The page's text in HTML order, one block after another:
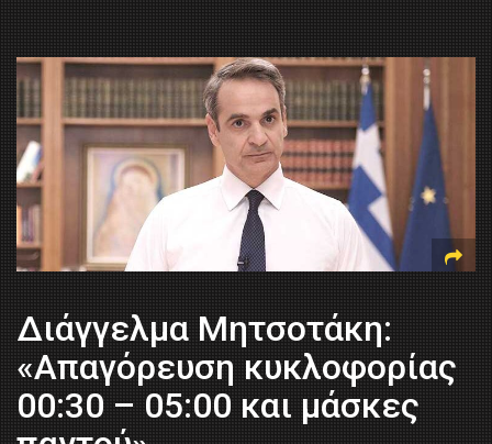
Διάγγελμα Μητσοτάκη:
«Απαγόρευση κυκλοφορίας
00:30 – 05:00 και μάσκες